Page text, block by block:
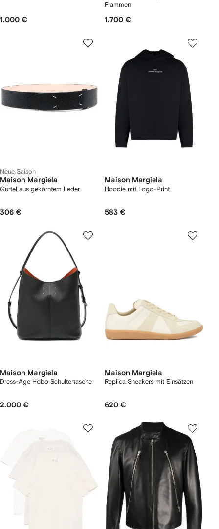
1.000 €
Flammen
1.700 €
Neue Saison
Maison Margiela
Gürtel aus gekörntem Leder
306 €
Maison Margiela
Hoodie mit Logo-Print
583 €
Maison Margiela
Dress-Age Hobo Schultertasche
2.000 €
Maison Margiela
Replica Sneakers mit Einsätzen
620 €